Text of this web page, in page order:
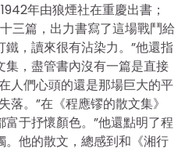
年由狼煙社在重慶出書；
三篇，出力書寫了這場戰鬥給
，讀來很有沾染力。”他還指
，盡管書內沒有一篇是直接
人們心頭的還是那場巨大的平
。”在《程應镠的散文集》
于抒懷顏色。”他還點明了程
。他的散文，總感到和《湘行